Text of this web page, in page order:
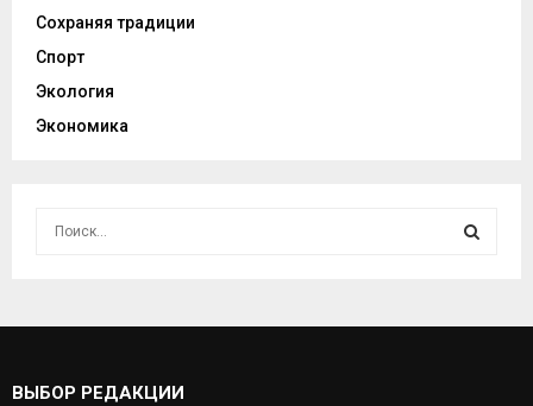
Сохраняя традиции
Спорт
Экология
Экономика
С
ВЫБОР РЕДАКЦИИ